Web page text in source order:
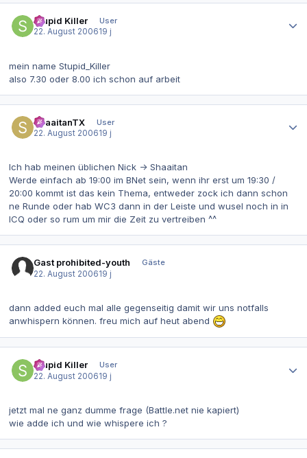
Stupid Killer
User
22. August 200619 j
mein name Stupid_Killer
also 7.30 oder 8.00 ich schon auf arbeit
ShaaitanTX
User
22. August 200619 j
Ich hab meinen üblichen Nick -> Shaaitan
Werde einfach ab 19:00 im BNet sein, wenn ihr erst um 19:30 /
20:00 kommt ist das kein Thema, entweder zock ich dann schon
ne Runde oder hab WC3 dann in der Leiste und wusel noch in in
ICQ oder so rum um mir die Zeit zu vertreiben ^^
Gast prohibited-youth
Gäste
22. August 200619 j
dann added euch mal alle gegenseitig damit wir uns notfalls
anwhispern können. freu mich auf heut abend
Stupid Killer
User
22. August 200619 j
jetzt mal ne ganz dumme frage (Battle.net nie kapiert)
wie adde ich und wie whispere ich ?